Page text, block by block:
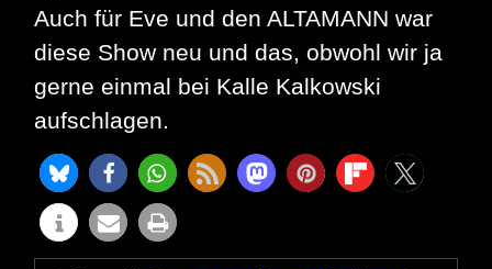
Auch für Eve und den ALTAMANN war
diese Show neu und das, obwohl wir ja
gerne einmal bei Kalle Kalkowski
aufschlagen.